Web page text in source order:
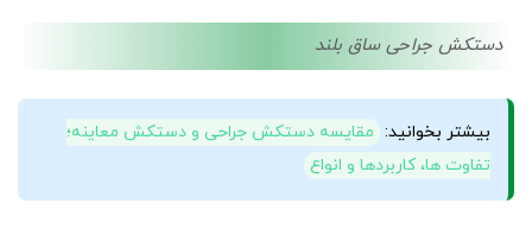
دستکش جراحی ساق بلند
بیشتر بخوانید: مقایسه دستکش جراحی و دستکش معاینه؛
تفاوت ها، کاربردها و انواع